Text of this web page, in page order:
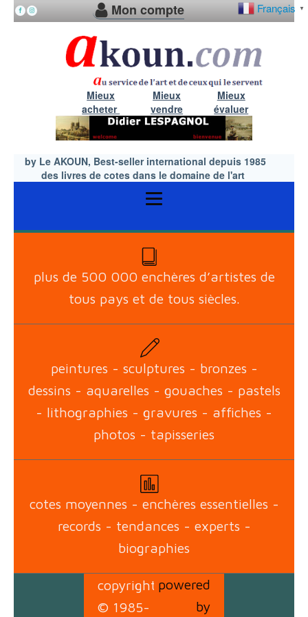
Français ▼
Mon compte
Mieux
acheter
Mieux
vendre
Mieux
évaluer
by Le AKOUN, Best-seller international depuis 1985
des livres de cotes dans le domaine de l'art
plus de 500 000 enchères d’artistes de
tous pays et de tous siècles.
peintures - sculptures - bronzes -
dessins - aquarelles - gouaches - pastels
- lithographies - gravures - affiches -
photos - tapisseries
cotes moyennes - enchères essentielles -
records - tendances - experts -
biographies
copyright
© 1985-
powered
by